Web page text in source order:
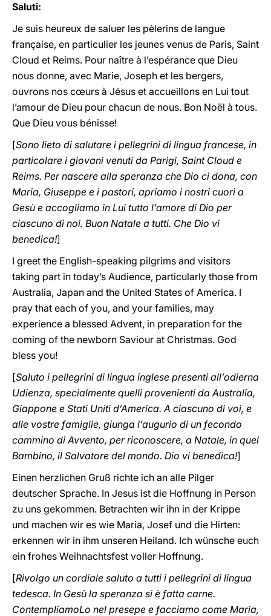
Saluti:
Je suis heureux de saluer les pèlerins de langue
française, en particulier les jeunes venus de Paris, Saint
Cloud et Reims. Pour naître à l’espérance que Dieu
nous donne, avec Marie, Joseph et les bergers,
ouvrons nos cœurs à Jésus et accueillons en Lui tout
l’amour de Dieu pour chacun de nous. Bon Noël à tous.
Que Dieu vous bénisse!
[Sono lieto di salutare i pellegrini di lingua francese, in
particolare i giovani venuti da Parigi, Saint Cloud e
Reims. Per nascere alla speranza che Dio ci dona, con
Maria, Giuseppe e i pastori, apriamo i nostri cuori a
Gesù e accogliamo in Lui tutto l’amore di Dio per
ciascuno di noi. Buon Natale a tutti. Che Dio vi
benedica!]
I greet the English-speaking pilgrims and visitors
taking part in today’s Audience, particularly those from
Australia, Japan and the United States of America. I
pray that each of you, and your families, may
experience a blessed Advent, in preparation for the
coming of the newborn Saviour at Christmas. God
bless you!
[Saluto i pellegrini di lingua inglese presenti all’odierna
Udienza, specialmente quelli provenienti da Australia,
Giappone e Stati Uniti d’America. A ciascuno di voi, e
alle vostre famiglie, giunga l’augurio di un fecondo
cammino di Avvento, per riconoscere, a Natale, in quel
Bambino, il Salvatore del mondo. Dio vi benedica!]
Einen herzlichen Gruß richte ich an alle Pilger
deutscher Sprache. In Jesus ist die Hoffnung in Person
zu uns gekommen. Betrachten wir ihn in der Krippe
und machen wir es wie Maria, Josef und die Hirten:
erkennen wir in ihm unseren Heiland. Ich wünsche euch
ein frohes Weihnachtsfest voller Hoffnung.
[Rivolgo un cordiale saluto a tutti i pellegrini di lingua
tedesca. In Gesù la speranza si è fatta carne.
ContempliamoLo nel presepe e facciamo come Maria,